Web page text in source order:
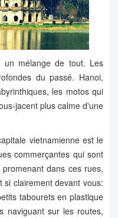
mélange de tout. Les
du passé. Hanoi,
les motos qui
jacent plus calme d'une
vietnamienne est le
commerçantes qui sont
dans ces rues,
si clairement devant vous:
tabourets en plastique
naviguant sur les routes,